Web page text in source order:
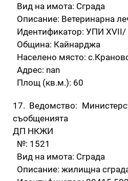
Вид на имота: Сграда
Описание: Ветеринарна
Идентификатор: УПИ
Община: Кайнарджа
Населено място:
Адрес: nan
Площ (кв.м.): 60
17. Ведомство:
съобщенията
ДП НКЖИ
№: 1521
Вид на имота: Сграда
Описание: жилищна